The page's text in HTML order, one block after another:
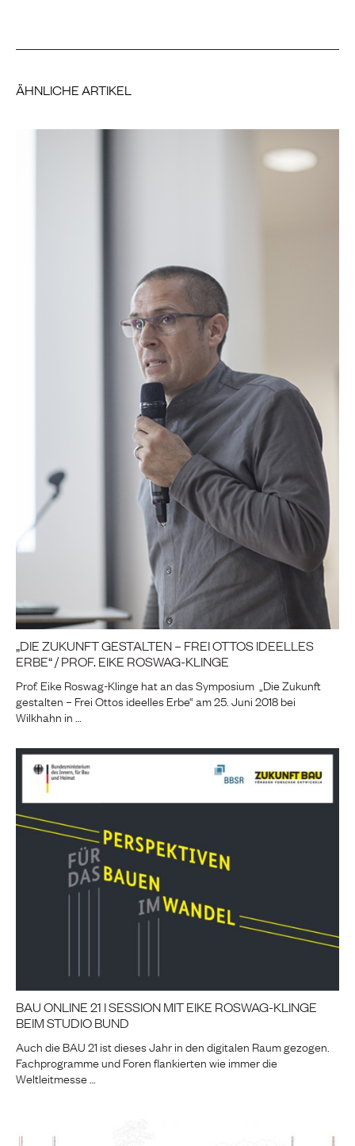
ÄHNLICHE ARTIKEL
„DIE ZUKUNFT GESTALTEN – FREI OTTOS IDEELLES
ERBE“ / PROF. EIKE ROSWAG-KLINGE
Prof. Eike Roswag-Klinge hat an das Symposium „Die Zukunft
gestalten – Frei Ottos ideelles Erbe“ am 25. Juni 2018 bei
Wilkhahn in …
BAU ONLINE 21 I SESSION MIT EIKE ROSWAG-KLINGE
BEIM STUDIO BUND
Auch die BAU 21 ist dieses Jahr in den digitalen Raum gezogen.
Fachprogramme und Foren flankierten wie immer die
Weltleitmesse …